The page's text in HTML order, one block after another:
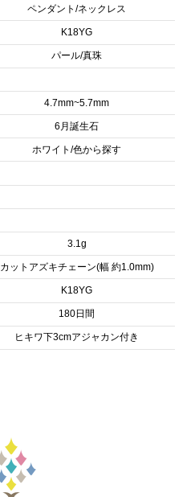
ペンダント/ネックレス
K18YG
パール/真珠
4.7mm~5.7mm
6月誕生石
ホワイト/色から探す
3.1g
カットアズキチェーン(幅 約1.0mm)
K18YG
180日間
ヒキワ下3cmアジャカン付き